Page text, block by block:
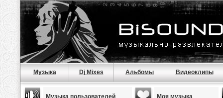
Музыка Dj Mixes Альбомы Видеоклипы
Музыка пользователей Моя музыка